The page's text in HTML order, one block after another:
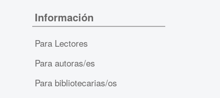
Información
Para Lectores
Para autoras/es
Para bibliotecarias/os